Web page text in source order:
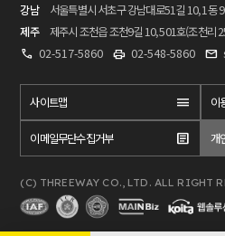
강남
서울특별시 서초구 강남대로51길 10, 1동
제주
제주시 조천읍 조천9길 10, 501호(조천리
02-517-5860
02-548-5860
사이트맵 이
이메일무단수집거부 개
(C) THREEWAY CO., LTD. ALL RIGHT